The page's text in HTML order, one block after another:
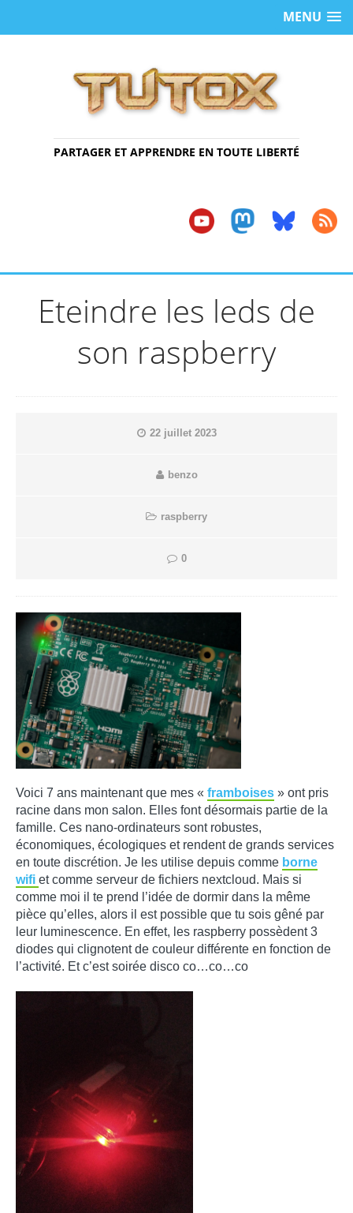
MENU
PARTAGER ET APPRENDRE EN TOUTE LIBERTÉ
Eteindre les leds de
son raspberry
22 juillet 2023
benzo
raspberry
0
Voici 7 ans maintenant que mes « framboises » ont pris
racine dans mon salon. Elles font désormais partie de la
famille. Ces nano-ordinateurs sont robustes,
économiques, écologiques et rendent de grands services
en toute discrétion. Je les utilise depuis comme borne
wifi et comme serveur de fichiers nextcloud. Mais si
comme moi il te prend l’idée de dormir dans la même
pièce qu’elles, alors il est possible que tu sois gêné par
leur luminescence. En effet, les raspberry possèdent 3
diodes qui clignotent de couleur différente en fonction de
l’activité. Et c’est soirée disco co…co…co